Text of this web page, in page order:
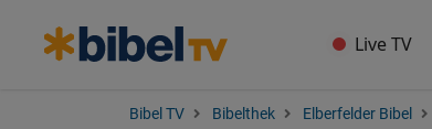
Live TV
Bibel TV Bibelthek Elberfelder Bibel